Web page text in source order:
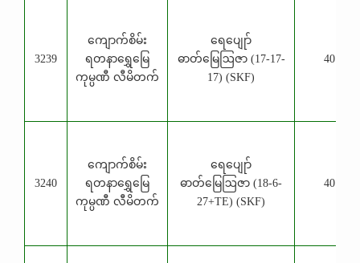
3239
ကျောက်စိမ်း
ရတနာရွှေမြေ
ကုမ္ပဏီ လီမိတက်
ရေပျေုာ်
ဓာတ်မြေဩဇာ (17-17-
17) (SKF)
40 Kg
3240
ကျောက်စိမ်း
ရတနာရွှေမြေ
ကုမ္ပဏီ လီမိတက်
ရေပျေုာ်
ဓာတ်မြေဩဇာ (18-6-
27+TE) (SKF)
40 Kg